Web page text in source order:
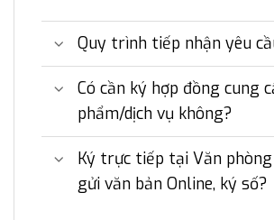
Quy trình tiếp nhận yêu
Có cần ký hợp đồng cung
phẩm/dịch vụ không?
Ký trực tiếp tại Văn
gửi văn bản Online, ký số?